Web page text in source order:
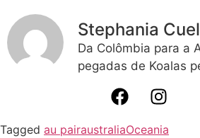
Stephania
Da Colômbia para a
pegadas de Koalas
Tagged au pairaustraliaOceania